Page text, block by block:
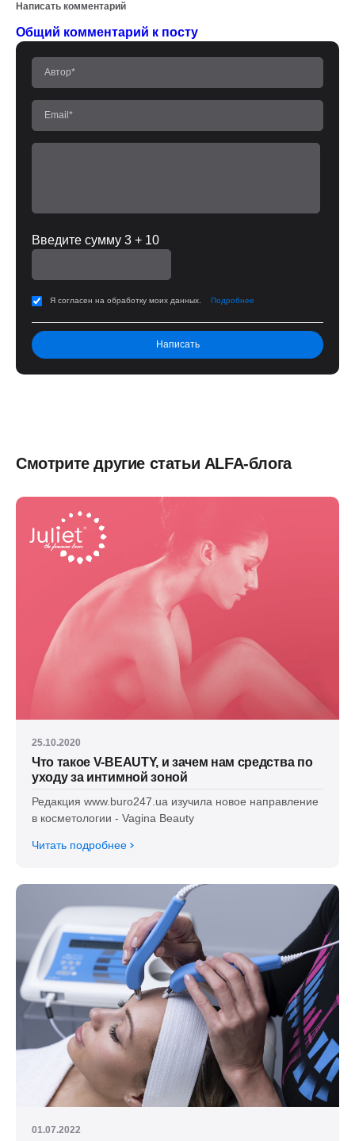
Написать комментарий
Общий комментарий к посту
Введите сумму 3 + 10
Я согласен на обработку моих данных. Подробнее
Смотрите другие статьи ALFA-блога
25.10.2020
Что такое V-BEAUTY, и зачем нам средства по
уходу за интимной зоной
Редакция www.buro247.ua изучила новое направление
в косметологии - Vagina Beauty
Читать подробнее
01.07.2022